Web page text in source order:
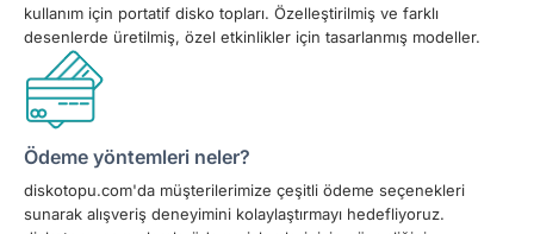
kullanım için portatif disko topları. Özelleştirilmiş ve farklı
desenlerde üretilmiş, özel etkinlikler için tasarlanmış modeller.
Ödeme yöntemleri neler?
diskotopu.com'da müşterilerimize çeşitli ödeme seçenekleri
sunarak alışveriş deneyimini kolaylaştırmayı hedefliyoruz.